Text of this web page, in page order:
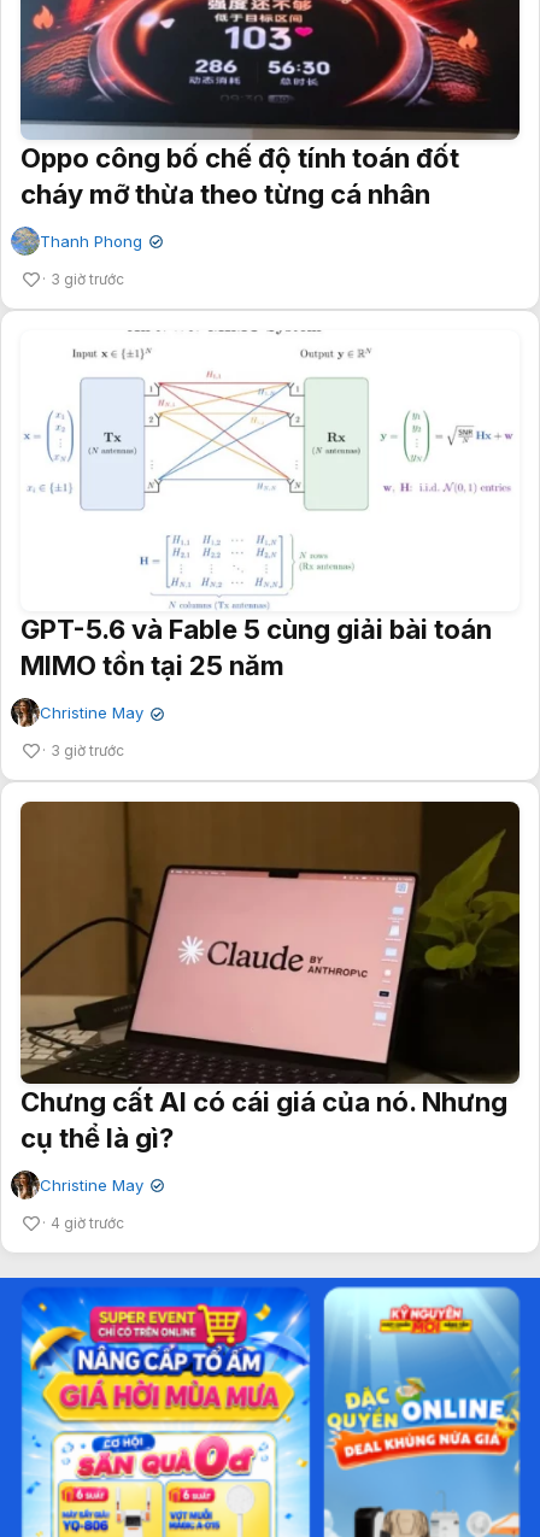
Oppo công bố chế độ tính toán đốt
cháy mỡ thừa theo từng cá nhân
Thanh Phong ✔
3 giờ trước
GPT-5.6 và Fable 5 cùng giải bài toán
MIMO tồn tại 25 năm
Christine May ✔
3 giờ trước
Chưng cất AI có cái giá của nó. Nhưng
cụ thể là gì?
Christine May ✔
4 giờ trước